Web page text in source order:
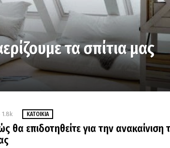
τα σπίτια μας
1.8k ΚΑΤΟΙΚΊΑ
θα επιδοτηθείτε για την ανακαίνιση